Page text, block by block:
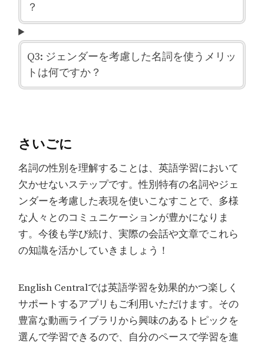
？
Q3: ジェンダーを考慮した名詞を使うメリッ
トは何ですか？
さいごに
名詞の性別を理解することは、英語学習において
欠かせないステップです。性別特有の名詞やジェ
ンダーを考慮した表現を使いこなすことで、多様
な人々とのコミュニケーションが豊かになりま
す。今後も学び続け、実際の会話や文章でこれら
の知識を活かしていきましょう！
English Centralでは英語学習を効果的かつ楽しく
サポートするアプリもご利用いただけます。その
豊富な動画ライブラリから興味のあるトピックを
選んで学習できるので、自分のペースで学習を進